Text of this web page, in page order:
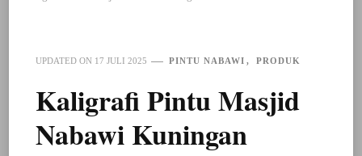
UPDATED ON 17 JULI 2025 PINTU NABAWI PRODUK
Kaligrafi Pintu Masjid
Nabawi Kuningan